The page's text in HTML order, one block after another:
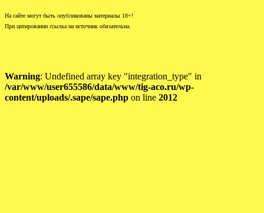
На сайте могут быть опубликованы материалы 18+!
При цитировании ссылка на источник обязательна.
Warning: Undefined array key "integration_type" in
/var/www/user655586/data/www/tig-aco.ru/wp-
content/uploads/.sape/sape.php on line 2012